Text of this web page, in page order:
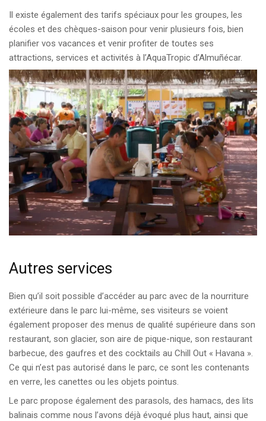
Il existe également des tarifs spéciaux pour les groupes, les
écoles et des chèques-saison pour venir plusieurs fois, bien
planifier vos vacances et venir profiter de toutes ses
attractions, services et activités à l’AquaTropic d’Almuñécar.
Autres services
Bien qu’il soit possible d’accéder au parc avec de la nourriture
extérieure dans le parc lui-même, ses visiteurs se voient
également proposer des menus de qualité supérieure dans son
restaurant, son glacier, son aire de pique-nique, son restaurant
barbecue, des gaufres et des cocktails au Chill Out « Havana ».
Ce qui n’est pas autorisé dans le parc, ce sont les contenants
en verre, les canettes ou les objets pointus.
Le parc propose également des parasols, des hamacs, des lits
balinais comme nous l’avons déjà évoqué plus haut, ainsi que